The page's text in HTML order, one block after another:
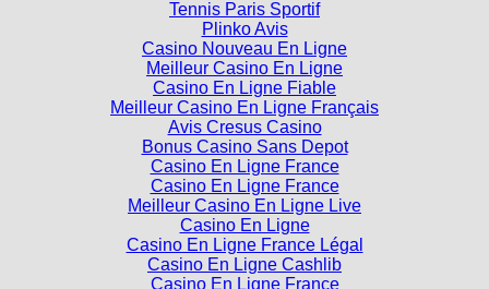
Tennis Paris Sportif
Plinko Avis
Casino Nouveau En Ligne
Meilleur Casino En Ligne
Casino En Ligne Fiable
Meilleur Casino En Ligne Français
Avis Cresus Casino
Bonus Casino Sans Depot
Casino En Ligne France
Casino En Ligne France
Meilleur Casino En Ligne Live
Casino En Ligne
Casino En Ligne France Légal
Casino En Ligne Cashlib
Casino En Ligne France